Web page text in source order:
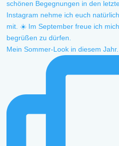
Mein Sommer-Look in diesem